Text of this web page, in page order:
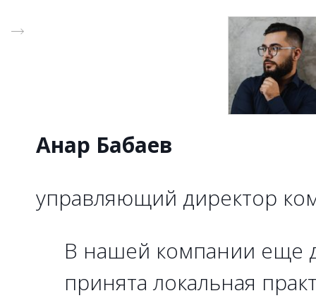
Анар Бабаев
управляющий директор
В нашей компании еще
принята локальная